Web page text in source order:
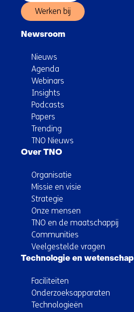
Werken bij
Newsroom
Nieuws
Agenda
Webinars
Insights
Podcasts
Papers
Trending
TNO Nieuws
Over TNO
Organisatie
Missie en visie
Strategie
Onze mensen
TNO en de maatschappij
Communities
Veelgestelde vragen
Technologie en wetenschap
Faciliteiten
Onderzoeksapparaten
Technologieën